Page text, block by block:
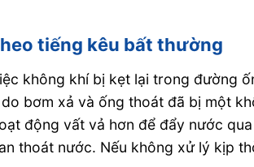
tiếng kêu bất thường
không khí bị kẹt lại trong đường
bơm xả và ống thoát đã bị một
động vất vả hơn để đẩy nước qua
thoát nước. Nếu không xử lý kịp